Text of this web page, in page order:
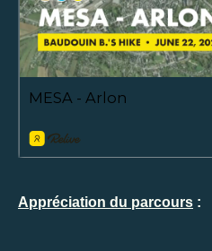
Appréciation du parcours :